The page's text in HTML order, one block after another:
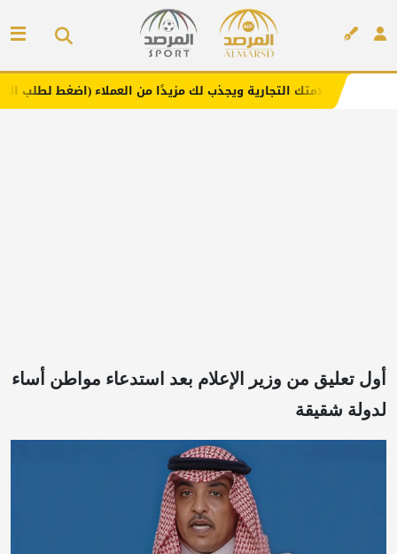
التجارية ويجذب لك مزيدًا من العملاء (اضغط لطلب الإعلان)
أول تعليق من وزير الإعلام بعد استدعاء مواطن أساء
لدولة شقيقة